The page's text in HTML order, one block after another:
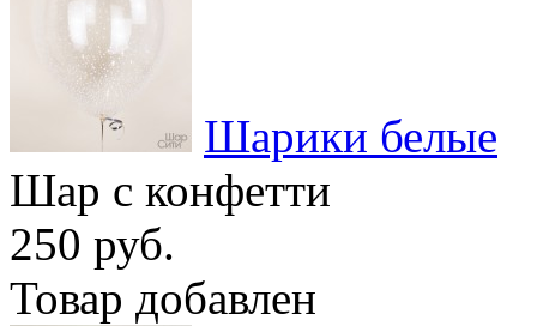
Шарики белые
Шар с конфетти
250 руб.
Товар добавлен